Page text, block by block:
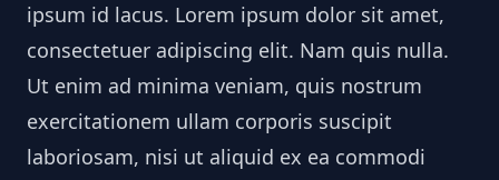
ipsum id lacus. Lorem ipsum dolor sit amet,
consectetuer adipiscing elit. Nam quis nulla.
Ut enim ad minima veniam, quis nostrum
exercitationem ullam corporis suscipit
laboriosam, nisi ut aliquid ex ea commodi